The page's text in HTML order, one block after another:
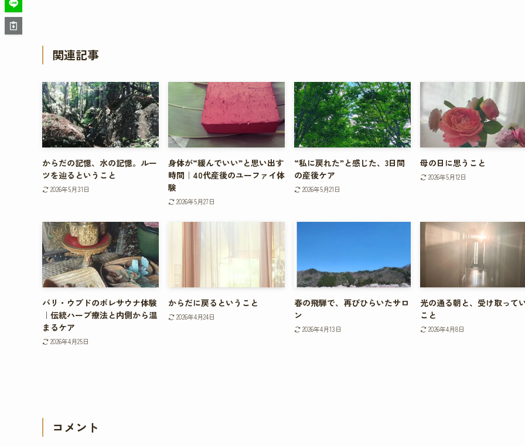
関連記事
からだの記憶、水の記憶。ルー
ツを辿るということ
2026年5月31日
身体が“緩んでいい”と思い出す
時間｜40代産後のユーファイ体
験
2026年5月27日
“私に戻れた”と感じた、3日間
の産後ケア
2026年5月21日
母の日に思うこと
2026年5月12日
バリ・ウブドのボレサウナ体験
｜伝統ハーブ療法と内側から温
まるケア
2026年4月25日
からだに戻るということ
2026年4月24日
春の飛騨で、再びひらいたサロ
ン
2026年4月13日
光の通る朝と、受け取って
こと
2026年4月8日
コメント